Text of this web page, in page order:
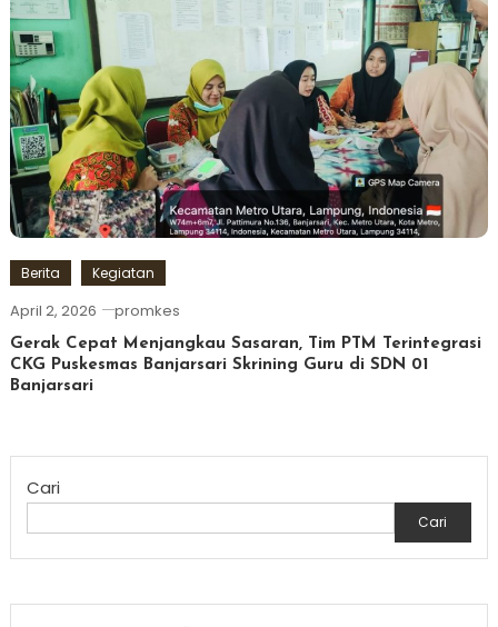
Berita Kegiatan
April 2, 2026 promkes
Gerak Cepat Menjangkau Sasaran, Tim PTM Terintegrasi
CKG Puskesmas Banjarsari Skrining Guru di SDN 01
Banjarsari
Cari
Cari